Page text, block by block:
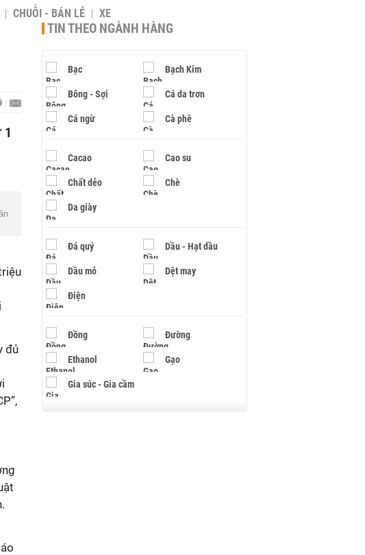
CHUỖI - BÁN LẺ XE
đủ
TIN THEO NGÀNH HÀNG
Bạc Bạch Kim
Bông - Sợi Cá da trơn
Cá ngừ Cà phê
Cacao Cao su
Chất dẻo Chè
Da giày
Đá quý Dầu - Hạt dầu
Dầu mỏ Dệt may
Điện
Đồng Đường
Ethanol Gạo
Gia súc - Gia cầm